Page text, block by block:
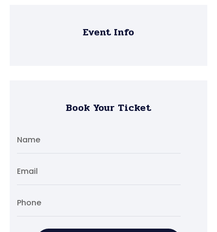
Event Info
Book Your Ticket